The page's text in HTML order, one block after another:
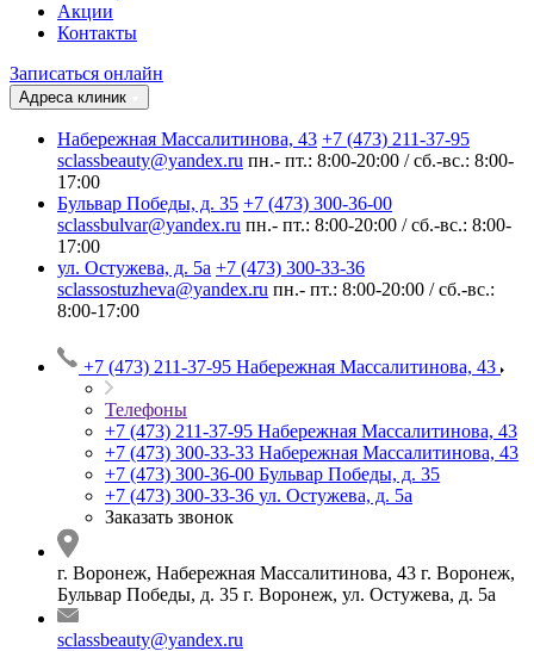
Акции
Контакты
Записаться онлайн
Адреса клиник
Набережная Массалитинова, 43 +7 (473) 211-37-95
sclassbeauty@yandex.ru пн.- пт.: 8:00-20:00 / сб.-вс.: 8:00-
17:00
Бульвар Победы, д. 35 +7 (473) 300-36-00
sclassbulvar@yandex.ru пн.- пт.: 8:00-20:00 / сб.-вс.: 8:00-
17:00
ул. Остужева, д. 5а +7 (473) 300-33-36
sclassostuzheva@yandex.ru пн.- пт.: 8:00-20:00 / сб.-вс.:
8:00-17:00
+7 (473) 211-37-95 Набережная Массалитинова, 43
Телефоны
+7 (473) 211-37-95 Набережная Массалитинова, 43
+7 (473) 300-33-33 Набережная Массалитинова, 43
+7 (473) 300-36-00 Бульвар Победы, д. 35
+7 (473) 300-33-36 ул. Остужева, д. 5а
Заказать звонок
г. Воронеж, Набережная Массалитинова, 43 г. Воронеж,
Бульвар Победы, д. 35 г. Воронеж, ул. Остужева, д. 5а
sclassbeauty@yandex.ru